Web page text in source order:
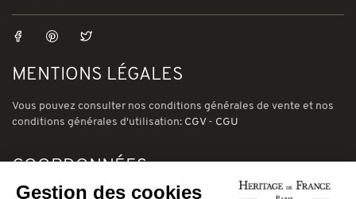
MENTIONS LÉGALES
Vous pouvez consulter nos conditions générales de vente et nos
conditions générales d'utilisation: CGV- CGU
COORDONNÉES
Gestion des cookies